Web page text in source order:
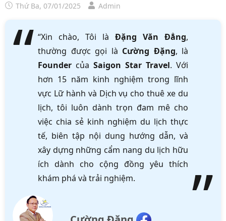
Thứ Ba, 07/01/2025 Admin
“Xin chào, Tôi là Đặng Văn Đẳng,
thường được gọi là Cường Đặng, là
Founder của Saigon Star Travel. Với
hơn 15 năm kinh nghiệm trong lĩnh
vực Lữ hành và Dịch vụ cho thuê xe du
lịch, tôi luôn dành trọn đam mê cho
việc chia sẻ kinh nghiệm du lịch thực
tế, biên tập nội dung hướng dẫn, và
xây dựng những cẩm nang du lịch hữu
ích dành cho cộng đồng yêu thích
khám phá và trải nghiệm.